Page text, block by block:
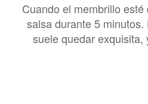
Cuando el membrillo
salsa durante 5
suele quedar